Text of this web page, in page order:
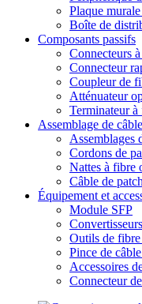
Plaque
Boîte de
Composants passifs
Connecteurs
Connecteur
Coupleur de
Atténuateur
Terminateur
Assemblage de
Assemblages
Cordons de
Nattes à fibre
Câble de
Équipement et
Module SFP
Outils de
Pince de
Accessoires
Connecteur